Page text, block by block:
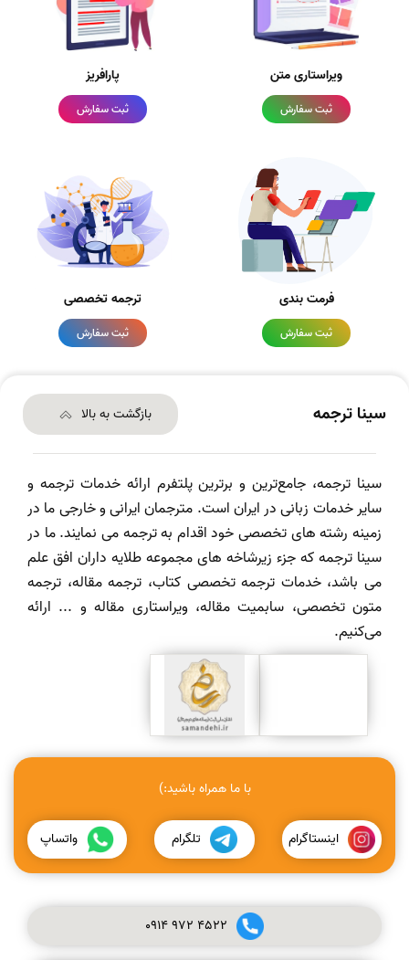
ویراستاری متن
ثبت سفارش
پارافریز
ثبت سفارش
فرمت بندی
ثبت سفارش
ترجمه تخصصی
ثبت سفارش
سینا ترجمه بازگشت به بالا
سینا ترجمه، جامع‌ترین و برترین پلتفرم ارائه خدمات ترجمه و
سایر خدمات زبانی در ایران است. مترجمان ایرانی و خارجی ما در
زمینه رشته های تخصصی خود اقدام به ترجمه می نمایند. ما در
سینا ترجمه که جزء زیرشاخه های مجموعه طلایه داران افق علم
می باشد، خدمات ترجمه تخصصی کتاب، ترجمه مقاله، ترجمه
متون تخصصی، سابمیت مقاله، ویراستاری مقاله و ... ارائه
می‌کنیم.
با ما همراه باشید:)
اینستاگرام تلگرام واتساپ
0914972 4522